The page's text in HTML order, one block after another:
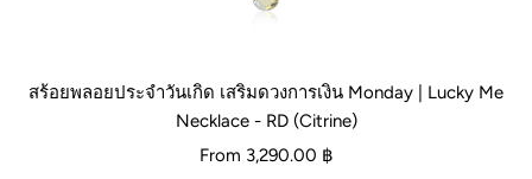
สร้อยพลอยประจำวันเกิด เสริมดวงการเงิน Monday | Lucky Me
Necklace - RD (Citrine)
From 3,290.00 ฿